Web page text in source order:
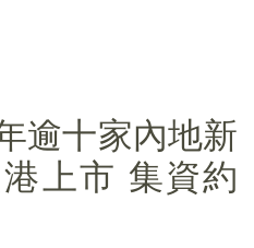
逾十家內地新
上市 集資約